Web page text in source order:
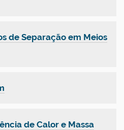
de Separação em Meios
de Calor e Massa